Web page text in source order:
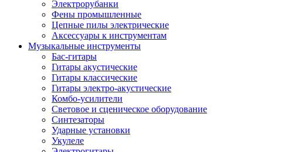
Электрорубанки
Фены промышленные
Цепные пилы электрические
Аксессуары к инструментам
Музыкальные инструменты
Бас-гитары
Гитары акустические
Гитары классические
Гитары электро-акустические
Комбо-усилители
Световое и сценическое оборудование
Синтезаторы
Ударные установки
Укулеле